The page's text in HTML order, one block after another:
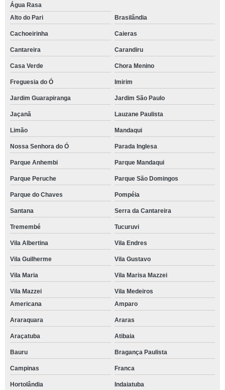
Água Rasa
Alto do Pari
Brasilândia
Cachoeirinha Caieras
Cantareira Carandiru
Casa Verde Chora Menino
Freguesia do Ó Imirim
Jardim Guarapiranga Jardim São Paulo
Jaçanã Lauzane Paulista
Limão Mandaqui
Nossa Senhora do Ó Parada Inglesa
Parque Anhembi Parque Mandaqui
Parque Peruche Parque São Domingos
Parque do Chaves Pompéia
Santana Serra da Cantareira
Tremembé Tucuruvi
Vila Albertina Vila Endres
Vila Guilherme Vila Gustavo
Vila Maria Vila Marisa Mazzei
Vila Mazzei
Vila Medeiros
Americana
Amparo
Araraquara Araras
Araçatuba Atibaia
Bauru Bragança Paulista
Campinas Franca
Hortolândia Indaiatuba